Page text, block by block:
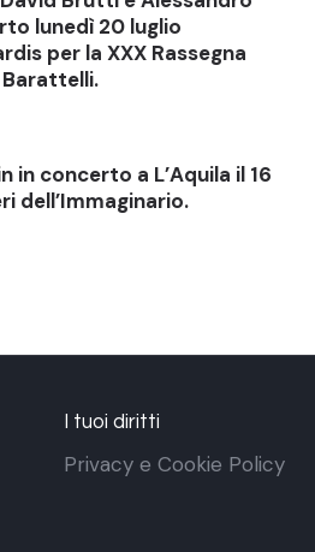
lunedì 20 luglio
per la XXX Rassegna
in concerto a L’Aquila il 16
dell’Immaginario.
I tuoi diritti
Privacy e Cookie Policy